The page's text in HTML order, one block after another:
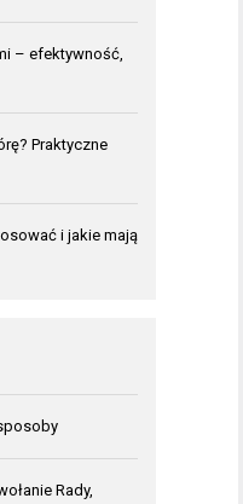
– efektywność,
Praktyczne
i jakie mają
Rady,